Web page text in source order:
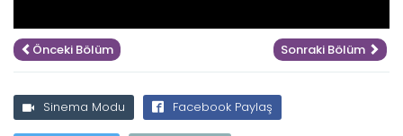
Önceki Bölüm Sonraki Bölüm
Sinema Modu Facebook Paylaş